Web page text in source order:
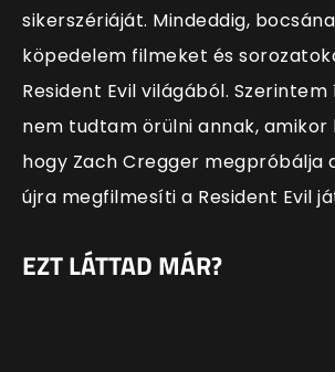
sikerszériáját. Mindeddig,
köpedelem filmeket és
Resident Evil világából.
nem tudtam örülni annak,
hogy Zach Cregger megpróbálja
újra megfilmesíti a Resident Evil
EZT LÁTTAD MÁR?